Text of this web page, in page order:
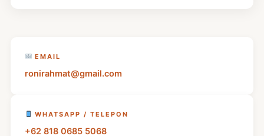
EMAIL
ronirahmat@gmail.com
WHATSAPP / TELEPON
+62 818 0685 5068